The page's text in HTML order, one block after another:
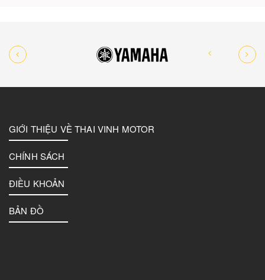
GIỚI THIỆU VỀ THAI VINH MOTOR
CHÍNH SÁCH
ĐIỀU KHOẢN
BẢN ĐỒ